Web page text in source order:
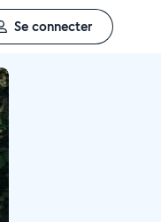
Se connecter